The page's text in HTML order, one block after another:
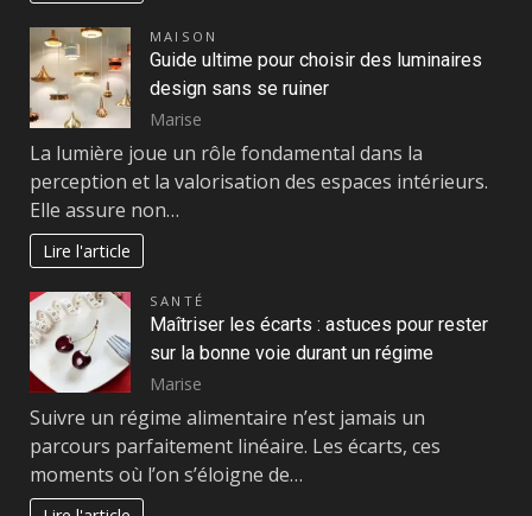
MAISON
Guide ultime pour choisir des luminaires
design sans se ruiner
Marise
La lumière joue un rôle fondamental dans la
perception et la valorisation des espaces intérieurs.
Elle assure non…
Lire l'article
SANTÉ
Maîtriser les écarts : astuces pour rester
sur la bonne voie durant un régime
Marise
Suivre un régime alimentaire n’est jamais un
parcours parfaitement linéaire. Les écarts, ces
moments où l’on s’éloigne de…